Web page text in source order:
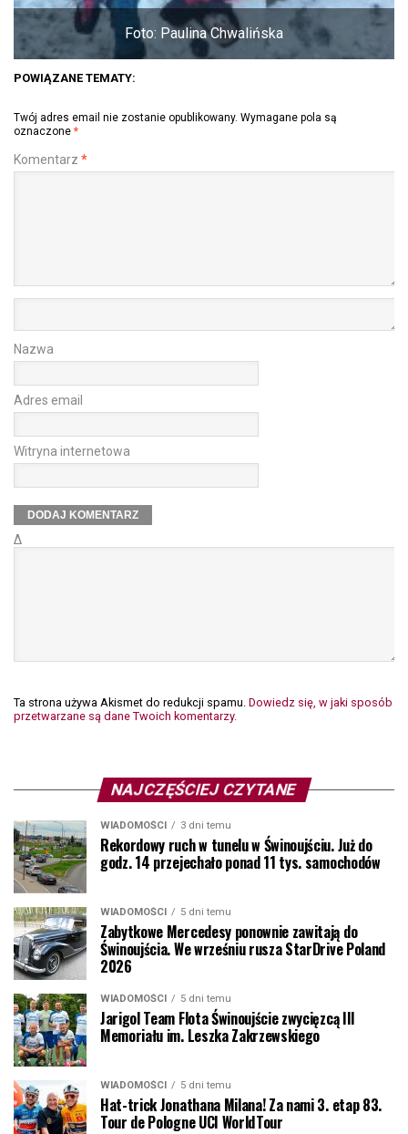
Foto: Paulina Chwalińska
POWIĄZANE TEMATY:
Twój adres email nie zostanie opublikowany. Wymagane pola są
oznaczone *
Komentarz *
Nazwa
Adres email
Witryna internetowa
Δ
Ta strona używa Akismet do redukcji spamu. Dowiedz się, w jaki sposób
przetwarzane są dane Twoich komentarzy.
NAJCZĘŚCIEJ CZYTANE
WIADOMOŚCI 3 dni temu
Rekordowy ruch w tunelu w Świnoujściu. Już do
godz. 14 przejechało ponad 11 tys. samochodów
WIADOMOŚCI 5 dni temu
Zabytkowe Mercedesy ponownie zawitają do
Świnoujścia. We wrześniu rusza StarDrive Poland
2026
WIADOMOŚCI 5 dni temu
Jarigol Team Flota Świnoujście zwycięzcą III
Memoriału im. Leszka Zakrzewskiego
WIADOMOŚCI 5 dni temu
Hat-trick Jonathana Milana! Za nami 3. etap 83.
Tour de Pologne UCI WorldTour